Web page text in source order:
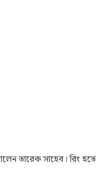
তারেক সাহেব। রিং